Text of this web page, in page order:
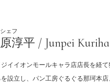
ェフ
淳平 / Junpei
イイオンモールキャラ店店長を経て
を設立し、パン工房ぐるぐる那珂本